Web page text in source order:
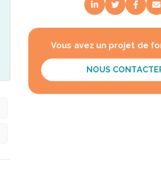
Vous avez un projet de
NOUS